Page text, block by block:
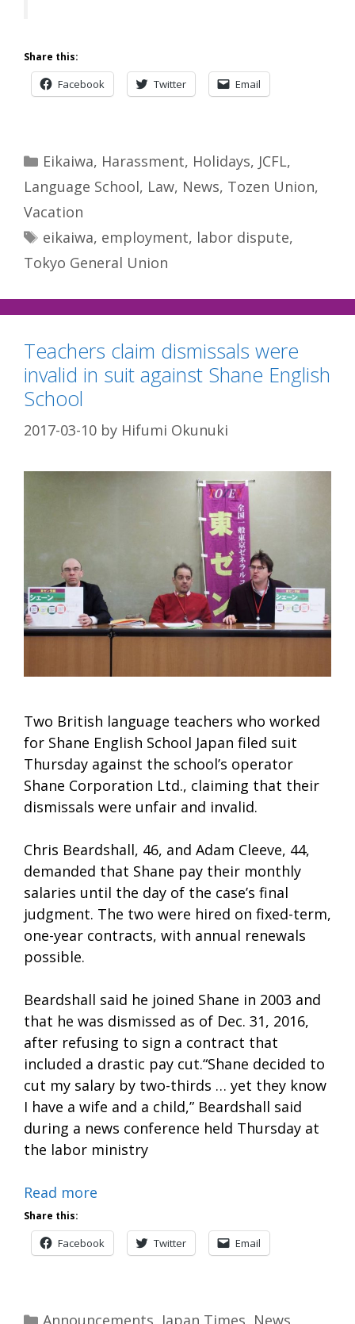
Share this:
Facebook Twitter Email
Categories
Eikaiwa, Harassment, Holidays, JCFL,
Language School, Law, News, Tozen Union,
Vacation
Tags
eikaiwa, employment, labor dispute,
Tokyo General Union
Teachers claim dismissals were
invalid in suit against Shane English
School
2017-03-10 by Hifumi Okunuki
Two British language teachers who worked
for Shane English School Japan filed suit
Thursday against the school’s operator
Shane Corporation Ltd., claiming that their
dismissals were unfair and invalid.
Chris Beardshall, 46, and Adam Cleeve, 44,
demanded that Shane pay their monthly
salaries until the day of the case’s final
judgment. The two were hired on fixed-term,
one-year contracts, with annual renewals
possible.
Beardshall said he joined Shane in 2003 and
that he was dismissed as of Dec. 31, 2016,
after refusing to sign a contract that
included a drastic pay cut.“Shane decided to
cut my salary by two-thirds … yet they know
I have a wife and a child,” Beardshall said
during a news conference held Thursday at
the labor ministry
Read more
Share this:
Facebook Twitter Email
Categories
Announcements Japan Times News